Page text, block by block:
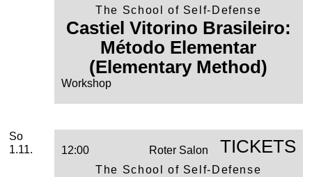
The School of Self-Defense
Castiel Vitorino Brasileiro:
Método Elementar
(Elementary Method)
Workshop
November
Sonntag, 01. November 2026
So
1.11.
12:00
Roter Salon
The School of Self-Defense
TICKETS